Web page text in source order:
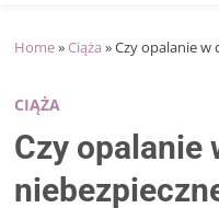
Home» Ciąża »Czy opalanie w
CIĄŻA
Czy opalanie